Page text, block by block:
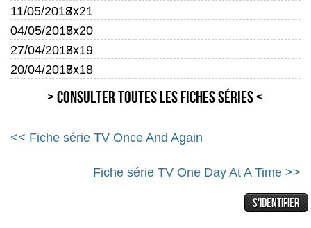
11/05/20187x21
04/05/20187x20
27/04/20187x19
20/04/20187x18
> Consulter toutes les fiches séries <
<< Fiche série TV Once And Again
Fiche série TV One Day At A Time >>